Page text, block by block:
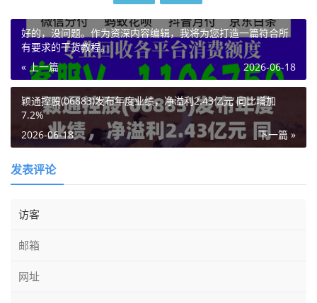
好的，没问题。作为资深内容编辑，我将为您打造一篇符合所
有要求的干货教程。
« 上一篇
2026-06-18
颖通控股(06883)发布年度业绩，净溢利2.43亿元 同比增加
7.2%
下一篇 »
2026-06-18
发表评论